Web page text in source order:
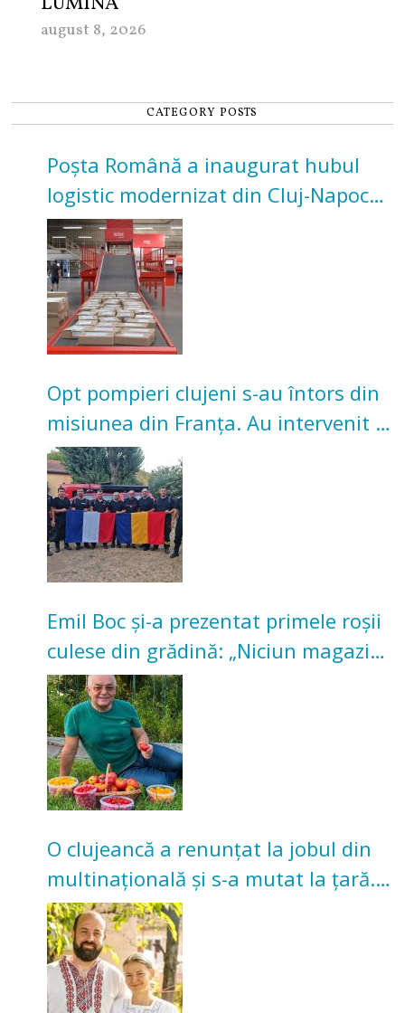
august 8, 2026
CATEGORY POSTS
Poșta Română a inaugurat hubul
logistic modernizat din Cluj-Napoca.
Investiție de 3 milioane de euro
Opt pompieri clujeni s-au întors din
misiunea din Franța. Au intervenit la
incendii de vegetație și pădure
Emil Boc și-a prezentat primele roșii
culese din grădină: „Niciun magazin
nu poate oferi această satisfacție”
O clujeancă a renunțat la jobul din
multinațională și s-a mutat la țară.
Acum cultivă legume în grădina
bunicilor